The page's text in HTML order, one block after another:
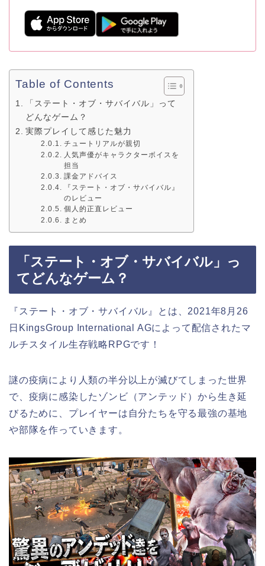
Table of Contents
「ステート・オブ・サバイバル」って
どんなゲーム？
実際プレイして感じた魅力
チュートリアルが親切
人気声優がキャラクターボイスを
担当
課金アドバイス
『ステート・オブ・サバイバル』
のレビュー
個人的正直レビュー
まとめ
「ステート・オブ・サバイバル」っ
てどんなゲーム？
『ステート・オブ・サバイバル』とは、2021年8月26
日KingsGroup International AGによって配信された マ
ルチスタイル生存戦略RPGです！
謎の疫病により人類の半分以上が滅びてしまった世界
で、疫病に感染したゾンビ（アンテッド）から生き延
びるために、プレイヤーは自分たちを守る最強の基地
や部隊を作っていきます。